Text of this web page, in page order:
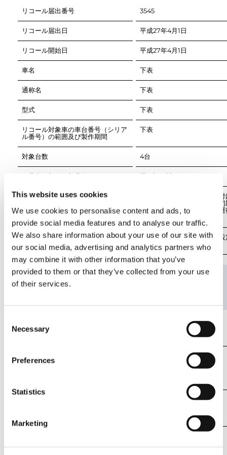
This website uses cookies
We use cookies to personalise content and ads, to
provide social media features and to analyse our traffic.
We also share information about your use of our site with
our social media, advertising and analytics partners who
may combine it with other information that you’ve
provided to them or that they’ve collected from your use
of their services.
Selection
Necessary
Preferences
Statistics
Marketing
リコール届出番号
リコール届出日
リコール開始日
車名
通称名
型式
リコール対象車の車台番号（シリア
ル番号）の範囲及び製作期間
対象台数
不具合の状況
デジタル式運行記録計組み
作業指示が不適切なため、
をしていない。そのため、運
改善措置の内容
全車両、運行記録計の初期設
車名 型式
タダノ
タダノ